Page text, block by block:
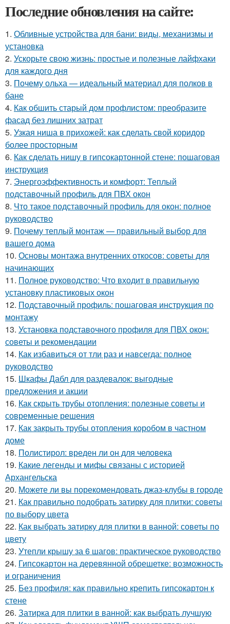
Последние обновления на сайте:
1. Обливные устройства для бани: виды, механизмы и
установка
2. Ускорьте свою жизнь: простые и полезные лайфхаки
для каждого дня
3. Почему ольха — идеальный материал для полков в
бане
4. Как обшить старый дом профлистом: преобразите
фасад без лишних затрат
5. Узкая ниша в прихожей: как сделать свой коридор
более просторным
6. Как сделать нишу в гипсокартонной стене: пошаговая
инструкция
7. Энергоэффективность и комфорт: Теплый
подставочный профиль для ПВХ окон
8. Что такое подставочный профиль для окон: полное
руководство
9. Почему теплый монтаж — правильный выбор для
вашего дома
10. Основы монтажа внутренних откосов: советы для
начинающих
11. Полное руководство: Что входит в правильную
установку пластиковых окон
12. Подставочный профиль: пошаговая инструкция по
монтажу
13. Установка подставочного профиля для ПВХ окон:
советы и рекомендации
14. Как избавиться от тли раз и навсегда: полное
руководство
15. Шкафы Дабл для раздевалок: выгодные
предложения и акции
16. Как скрыть трубы отопления: полезные советы и
современные решения
17. Как закрыть трубы отопления коробом в частном
доме
18. Полистирол: вреден ли он для человека
19. Какие легенды и мифы связаны с историей
Архангельска
20. Можете ли вы порекомендовать джаз-клубы в городе
21. Как правильно подобрать затирку для плитки: советы
по выбору цвета
22. Как выбрать затирку для плитки в ванной: советы по
цвету
23. Утепли крышу за 6 шагов: практическое руководство
24. Гипсокартон на деревянной обрешетке: возможность
и ограничения
25. Без профиля: как правильно крепить гипсокартон к
стене
26. Затирка для плитки в ванной: как выбрать лучшую